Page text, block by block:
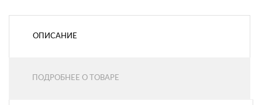
ОПИСАНИЕ
ПОДРОБНЕЕ О ТОВАРЕ